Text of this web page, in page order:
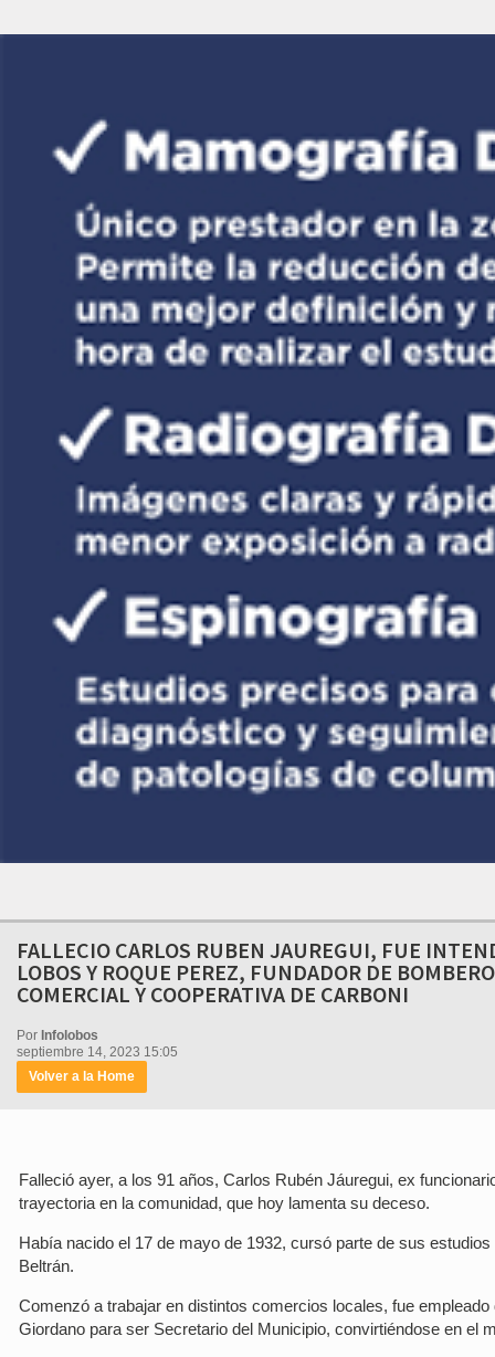
FALLECIO CARLOS RUBEN JAUREGUI, FUE
LOBOS Y ROQUE PEREZ, FUNDADOR DE
COMERCIAL Y COOPERATIVA DE CARBONI
Por Infolobos
septiembre 14, 2023 15:05
Volver a la Home
Falleció ayer, a los 91 años, Carlos Rubén Jáuregui, ex
trayectoria en la comunidad, que hoy lamenta su deceso.
Había nacido el 17 de mayo de 1932, cursó parte de sus
Beltrán.
Comenzó a trabajar en distintos comercios locales, fue
Giordano para ser Secretario del Municipio, convirtiéndose en el